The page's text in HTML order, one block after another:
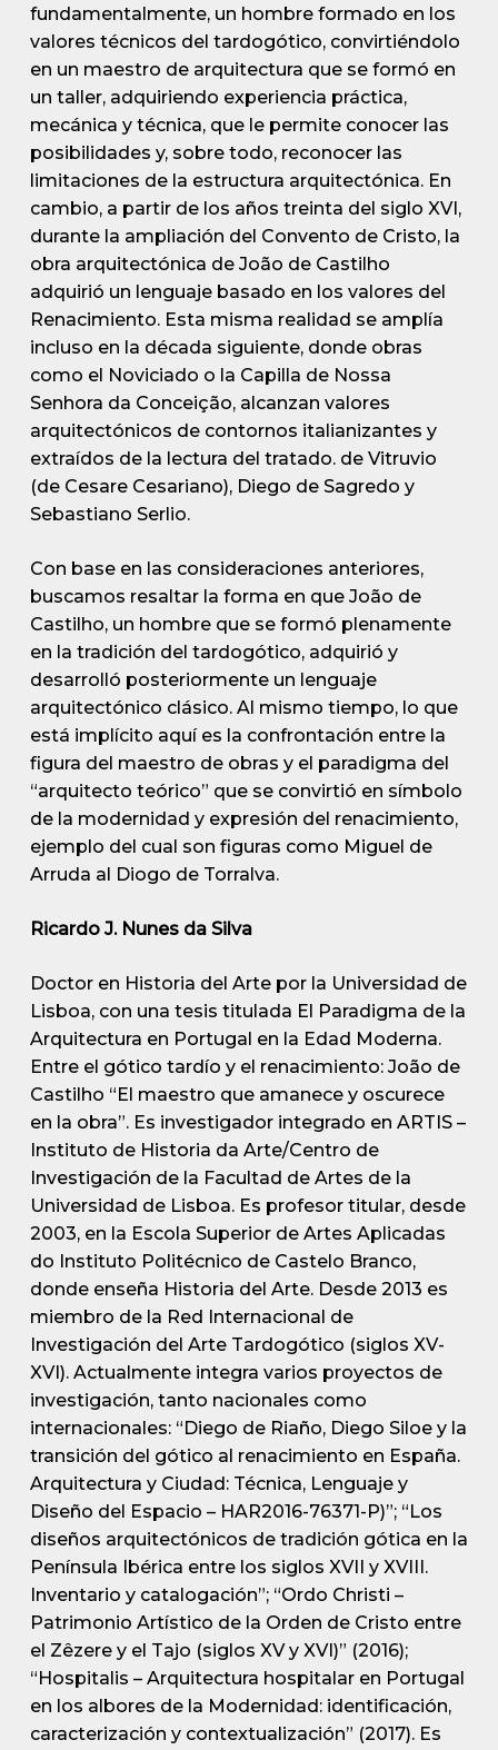
fundamentalmente, un hombre formado en los
valores técnicos del tardogótico, convirtiéndolo
en un maestro de arquitectura que se formó en
un taller, adquiriendo experiencia práctica,
mecánica y técnica, que le permite conocer las
posibilidades y, sobre todo, reconocer las
limitaciones de la estructura arquitectónica. En
cambio, a partir de los años treinta del siglo XVI,
durante la ampliación del Convento de Cristo, la
obra arquitectónica de João de Castilho
adquirió un lenguaje basado en los valores del
Renacimiento. Esta misma realidad se amplía
incluso en la década siguiente, donde obras
como el Noviciado o la Capilla de Nossa
Senhora da Conceição, alcanzan valores
arquitectónicos de contornos italianizantes y
extraídos de la lectura del tratado. de Vitruvio
(de Cesare Cesariano), Diego de Sagredo y
Sebastiano Serlio.
Con base en las consideraciones anteriores,
buscamos resaltar la forma en que João de
Castilho, un hombre que se formó plenamente
en la tradición del tardogótico, adquirió y
desarrolló posteriormente un lenguaje
arquitectónico clásico. Al mismo tiempo, lo que
está implícito aquí es la confrontación entre la
figura del maestro de obras y el paradigma del
“arquitecto teórico” que se convirtió en símbolo
de la modernidad y expresión del renacimiento,
ejemplo del cual son figuras como Miguel de
Arruda al Diogo de Torralva.
Ricardo J. Nunes da Silva
Doctor en Historia del Arte por la Universidad de
Lisboa, con una tesis titulada El Paradigma de la
Arquitectura en Portugal en la Edad Moderna.
Entre el gótico tardío y el renacimiento: João de
Castilho “El maestro que amanece y oscurece
en la obra”. Es investigador integrado en ARTIS –
Instituto de Historia da Arte/Centro de
Investigación de la Facultad de Artes de la
Universidad de Lisboa. Es profesor titular, desde
2003, en la Escola Superior de Artes Aplicadas
do Instituto Politécnico de Castelo Branco,
donde enseña Historia del Arte. Desde 2013 es
miembro de la Red Internacional de
Investigación del Arte Tardogótico (siglos XV-
XVI). Actualmente integra varios proyectos de
investigación, tanto nacionales como
internacionales: “Diego de Riaño, Diego Siloe y la
transición del gótico al renacimiento en España.
Arquitectura y Ciudad: Técnica, Lenguaje y
Diseño del Espacio – HAR2016-76371-P)”; “Los
diseños arquitectónicos de tradición gótica en la
Península Ibérica entre los siglos XVII y XVIII.
Inventario y catalogación”; “Ordo Christi –
Patrimonio Artístico de la Orden de Cristo entre
el Zêzere y el Tajo (siglos XV y XVI)” (2016);
“Hospitalis – Arquitectura hospitalar en Portugal
en los albores de la Modernidad: identificación,
caracterización y contextualización” (2017). Es